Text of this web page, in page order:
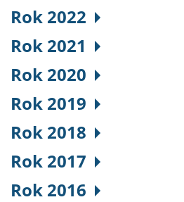
Rok 2022
Rok 2021
Rok 2020
Rok 2019
Rok 2018
Rok 2017
Rok 2016